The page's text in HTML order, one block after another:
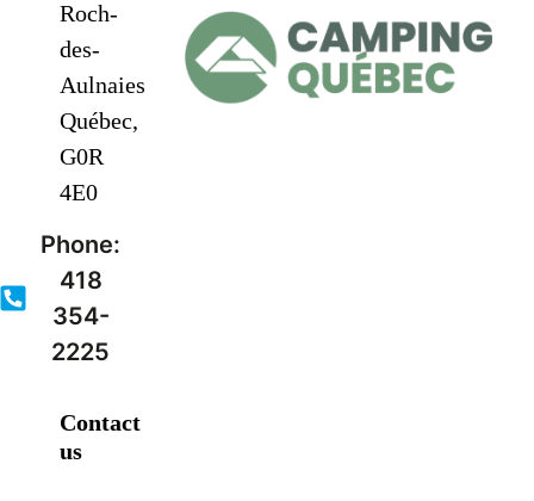
Roch-
des-
Aulnaies
Québec,
G0R
4E0
Phone:
418
354-
2225
Contact
us